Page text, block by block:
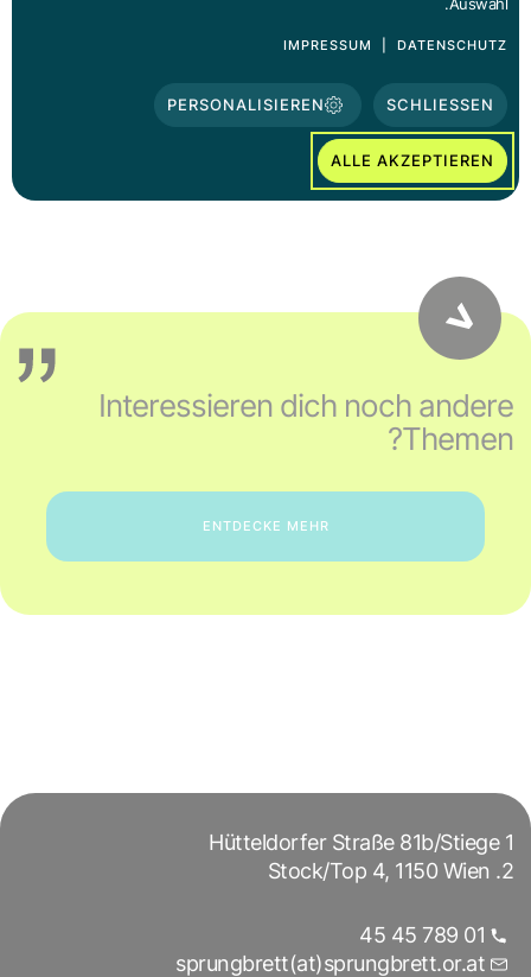
Interessieren dich noch andere
Themen?
ENTDECKE MEHR
Hütteldorfer Straße 81b/Stiege 1
2. Stock/Top 4, 1150 Wien
01 789 45 45
sprungbrett(at)sprungbrett.or.at
IMPRESSUM DATENSCHUTZ
SCHLIESSEN
PERSONALISIEREN
ALLE AKZEPTIEREN